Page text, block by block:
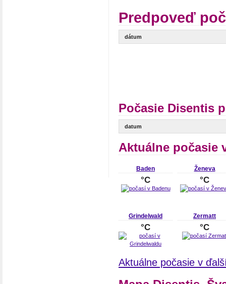
Predpoveď
dátum
Počasie Disentis
datum
Aktuálne počasie
Baden
°C
Ženeva
°C
Grindelwald
°C
Zermatt
°C
Aktuálne počasie v